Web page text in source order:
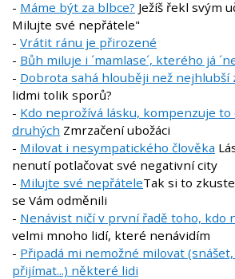
- Máme být za blbce? Ježíš řekl svým
Milujte své nepřátele"
- Vrátit ránu je přirozené
- Bůh miluje i ´mamlase´, kterého já
- Dobrota sahá hlouběji než nejhlubší
lidmi tolik sporů?
- Kdo neprožívá lásku, kompenzuje to
druhých Zmrzačení ubožáci
- Milovat i nesympatického člověka
nenutí potlačovat své negativní city
- Milujte své nepřáteleTak si to
se Vám odměnili
- Nenávist ničí v první řadě toho, kdo
velmi mnoho lidí, které nenávidím
- Připadá mi nemožné milovat
přijímat...) některé lidi